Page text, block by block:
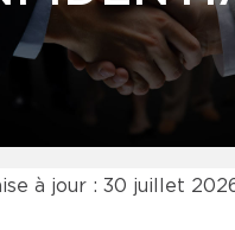
à jour : 30 juillet